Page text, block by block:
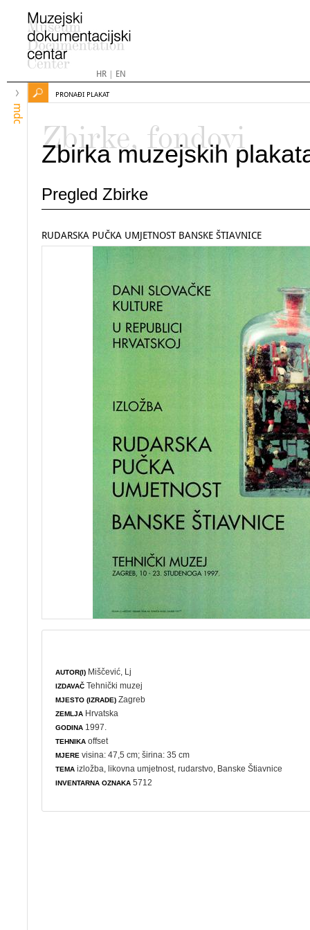
HR| EN
mdc
PRONAĐI PLAKAT
Zbirke, fondovi
Zbirka muzejskih
Pregled Zbirke
RUDARSKA PUČKA UMJETNOST BANSKE ŠTIAVNICE
AUTOR(I) Miščević, Lj
IZDAVAČ Tehnički muzej
MJESTO (IZRADE) Zagreb
ZEMLJA Hrvatska
GODINA 1997.
TEHNIKA offset
MJERE visina: 47,5 cm; širina: 35 cm
TEMA izložba ,likovna umjetnost ,rudarstvo , Banske Štiavnice
INVENTARNA OZNAKA 5712